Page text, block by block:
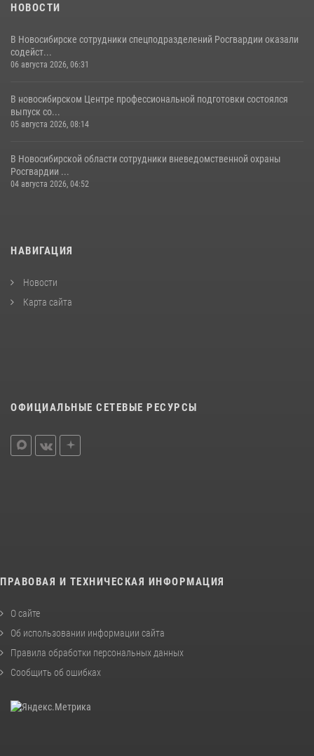
НОВОСТИ
В Новосибирске сотрудники спецподразделений Росгвардии оказали
содейст...
06 августа 2026, 06:31
В новосибирском Центре профессиональной подготовки состоялся
выпуск со...
05 августа 2026, 08:14
В Новосибирской области сотрудники вневедомственной охраны
Росгвардии ...
04 августа 2026, 04:52
НАВИГАЦИЯ
Новости
Карта сайта
ОФИЦИАЛЬНЫЕ СЕТЕВЫЕ РЕСУРСЫ
ПРАВОВАЯ И ТЕХНИЧЕСКАЯ ИНФОРМАЦИЯ
О сайте
Об использовании информации сайта
Правила обработки персональных данных
Сообщить об ошибках